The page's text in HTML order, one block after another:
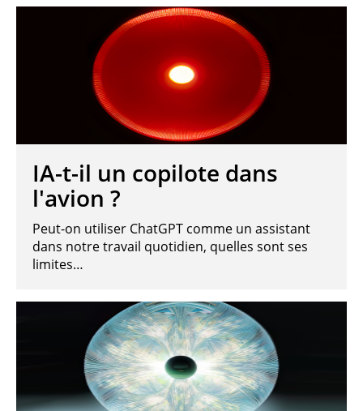
IA-t-il un copilote dans
l'avion ?
Peut-on utiliser ChatGPT comme un assistant
dans notre travail quotidien, quelles sont ses
limites…